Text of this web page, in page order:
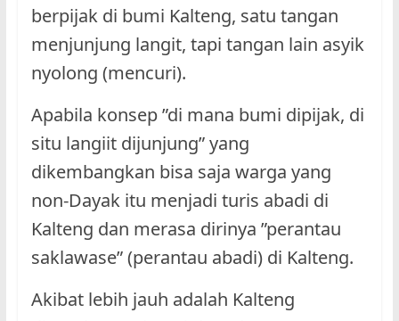
berpijak di bumi Kalteng, satu tangan
menjunjung langit, tapi tangan lain asyik
nyolong (mencuri).
Apabila konsep ”di mana bumi dipijak, di
situ langiit dijunjung” yang
dikembangkan bisa saja warga yang
non-Dayak itu menjadi turis abadi di
Kalteng dan merasa dirinya ”perantau
saklawase” (perantau abadi) di Kalteng.
Akibat lebih jauh adalah Kalteng